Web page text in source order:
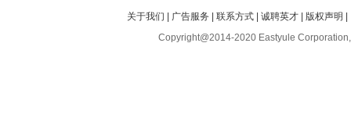
关于我们 广告服务 |联系方式 |诚聘英才 版权声明
Copyright@2014-2020 Eastyule